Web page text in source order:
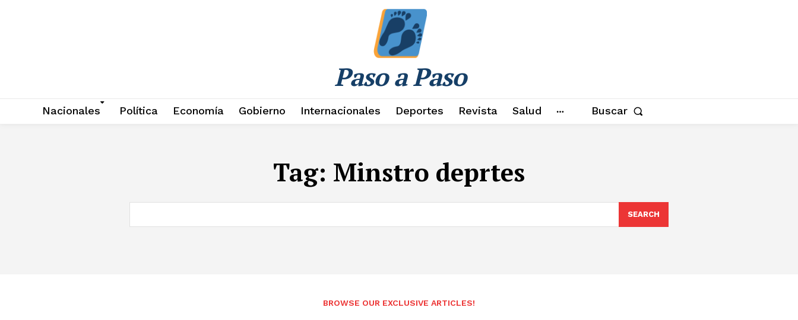
Paso a Paso
Nacionales Política Economía Gobierno Internacionales Deportes Revista Salud Buscar
Tag: Minstro deprtes
SEARCH
BROWSE OUR EXCLUSIVE ARTICLES!